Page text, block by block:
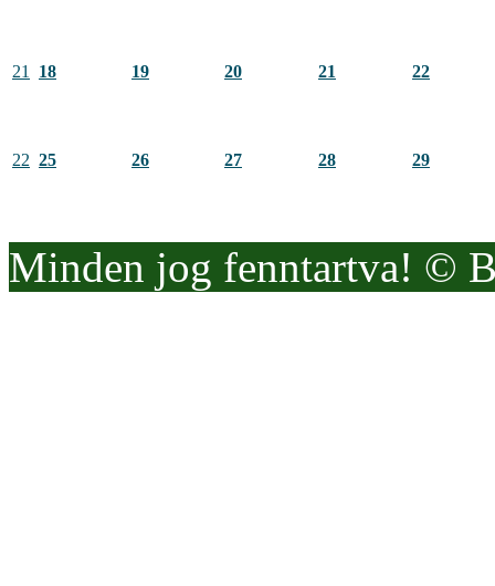
21 18 19 20 21 22
22 25 26 27 28 29
Minden jog fenntartva! ©